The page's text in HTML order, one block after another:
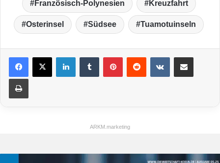
Französisch-Polynesien Kreuzfahrt
Osterinsel Südsee Tuamotuinseln
ARKM.marketing